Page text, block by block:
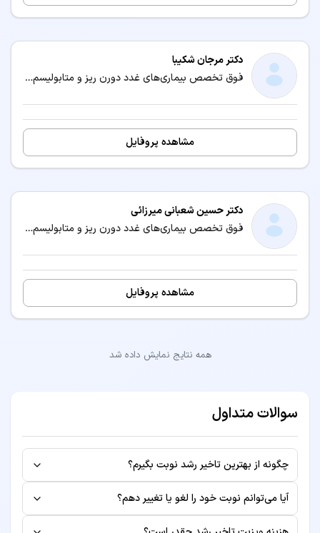
دکتر مرجان شکیبا
فوق تخصص بیماری‌های غدد دورن ریز و متابولیسم کودکان (اندوکرینولوژی کودکان) / متخصص بیماری‌های کودکان و نوزادان
مشاهده پروفایل
دکتر حسین شعبانی میرزائی
فوق تخصص بیماری‌های غدد دورن ریز و متابولیسم کودکان (اندوکرینولوژی کودکان) / متخصص بیماری‌های کودکان و نوزادان
مشاهده پروفایل
همه نتایج نمایش داده شد
سوالات متداول
چگونه از بهترین تاخیر رشد نوبت بگیرم؟
برای رزرو نوبت از بهترین تاخیر رشد ، کافی است روی دکتر
مورد نظر کلیک کنید و از میان زمان‌های خالی، ساعت مناسب را
آیا می‌توانم نوبت خود را لغو یا تغییر دهم؟